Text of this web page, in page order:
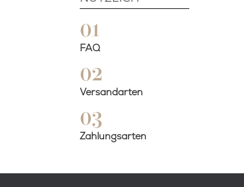
01
FAQ
02
Versandarten
03
Zahlungsarten